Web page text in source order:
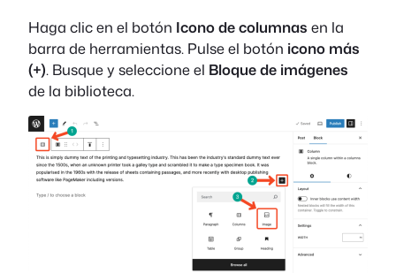
Haga clic en el botón Icono de columnas en la
barra de herramientas. Pulse el botón icono más
(+). Busque y seleccione el Bloque de imágenes
de la biblioteca.